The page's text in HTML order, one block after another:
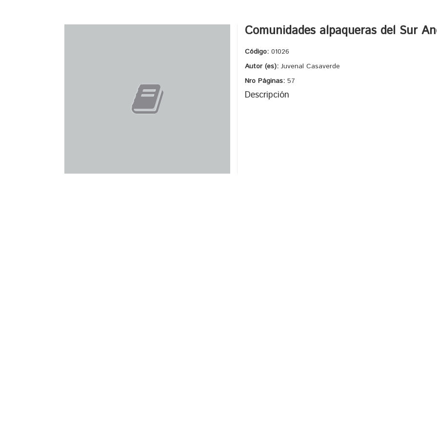
Comunidades alpaqueras del Sur
Código: 01026
Autor (es): Juvenal Casaverde
Nro Páginas: 57
Descripción